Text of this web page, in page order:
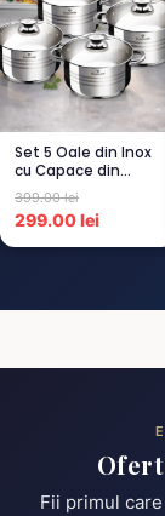
Set 5 Oale din Inox
cu Capace din
Sticlă
Termorezistent...
399.00 lei
299.00 lei
Fii primul